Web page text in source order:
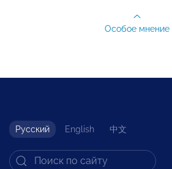
Особое мнение
Русский English 中文